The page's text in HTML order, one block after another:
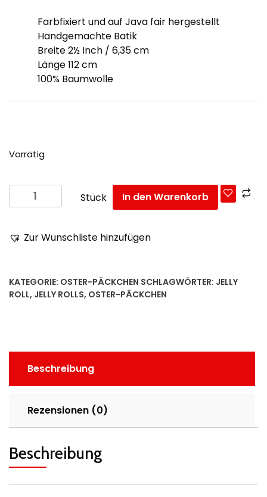
Farbfixiert und auf Java fair hergestellt
Handgemachte Batik
Breite 2½ Inch / 6,35 cm
Länge 112 cm
100% Baumwolle
Vorrätig
Batik-
Stoffrolle „2½
112cm
40
Streifen
Stück In den Warenkorb
Zur Wunschliste hinzufügen
KATEGORIE: OSTER-PÄCKCHEN SCHLAGWÖRTER: JELLY
ROLL, JELLY ROLLS, OSTER-PÄCKCHEN
Beschreibung
Rezensionen (0)
Beschreibung